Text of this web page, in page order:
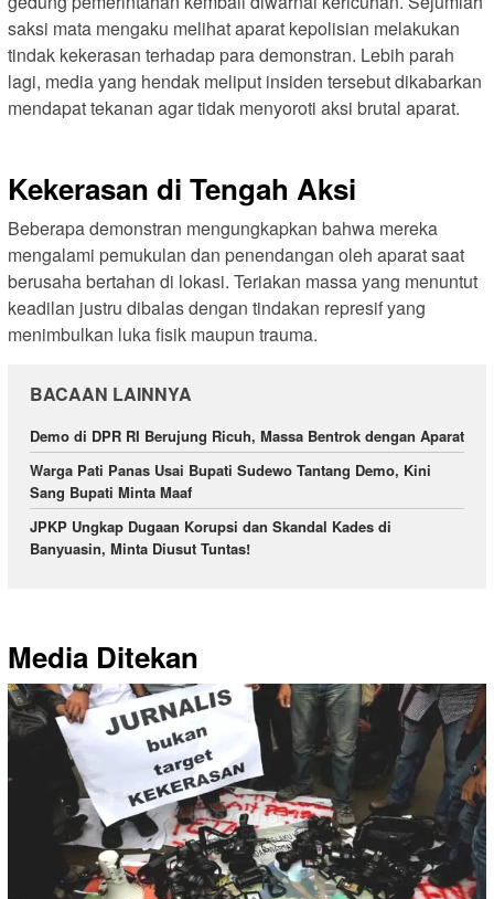
saksi mata mengaku melihat aparat kepolisian melakukan
tindak kekerasan terhadap para demonstran. Lebih parah
lagi, media yang hendak meliput insiden tersebut dikabarkan
mendapat tekanan agar tidak menyoroti aksi brutal aparat.
Kekerasan di Tengah Aksi
Beberapa demonstran mengungkapkan bahwa mereka
mengalami pemukulan dan penendangan oleh aparat saat
berusaha bertahan di lokasi. Teriakan massa yang menuntut
keadilan justru dibalas dengan tindakan represif yang
menimbulkan luka fisik maupun trauma.
BACAAN LAINNYA
Demo di DPR RI Berujung Ricuh, Massa Bentrok dengan Aparat
Warga Pati Panas Usai Bupati Sudewo Tantang Demo, Kini
Sang Bupati Minta Maaf
JPKP Ungkap Dugaan Korupsi dan Skandal Kades di
Banyuasin, Minta Diusut Tuntas!
Media Ditekan